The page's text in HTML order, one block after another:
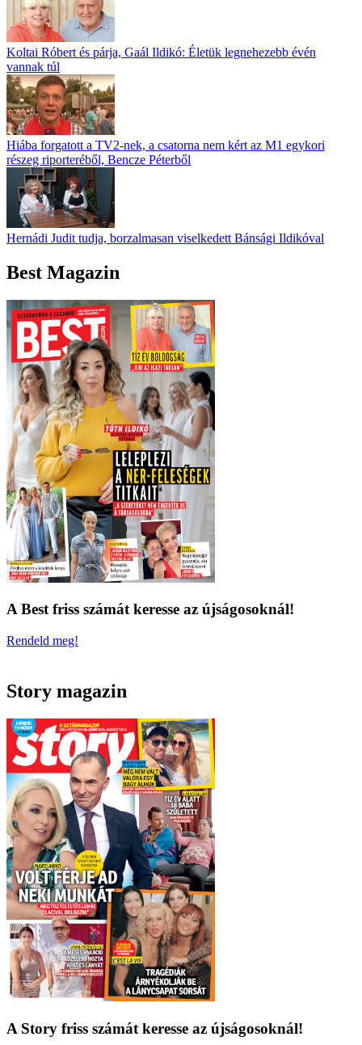
Koltai Róbert és párja, Gaál Ildikó: Életük legnehezebb évén
vannak túl
Hiába forgatott a TV2-nek, a csatorna nem kért az M1 egykori
részeg riporteréből, Bencze Péterből
Hernádi Judit tudja, borzalmasan viselkedett Bánsági Ildikóval
Best Magazin
A Best friss számát keresse az újságosoknál!
Rendeld meg!
Story magazin
A Story friss számát keresse az újságosoknál!